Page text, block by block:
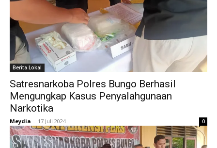
Berita Lokal
Satresnarkoba Polres Bungo Berhasil
Mengungkap Kasus Penyalahgunaan
Narkotika
Meydia - 17 Juli 2024 0